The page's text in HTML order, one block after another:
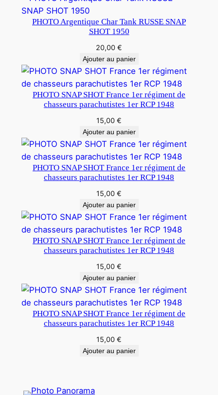
PHOTO Argentique Char Tank RUSSE SNAP
SHOT 1950
20,00 €
Ajouter au panier
PHOTO SNAP SHOT France 1er régiment de
chasseurs parachutistes 1er RCP 1948
15,00 €
Ajouter au panier
PHOTO SNAP SHOT France 1er régiment de
chasseurs parachutistes 1er RCP 1948
15,00 €
Ajouter au panier
PHOTO SNAP SHOT France 1er régiment de
chasseurs parachutistes 1er RCP 1948
15,00 €
Ajouter au panier
PHOTO SNAP SHOT France 1er régiment de
chasseurs parachutistes 1er RCP 1948
15,00 €
Ajouter au panier